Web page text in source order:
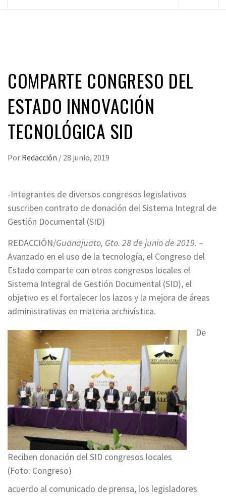
COMPARTE CONGRESO DEL
ESTADO INNOVACIÓN
TECNOLÓGICA SID
Por Redacción / 28 junio, 2019
-Integrantes de diversos congresos legislativos
suscriben contrato de donación del Sistema Integral de
Gestión Documental (SID)
REDACCIÓN/Guanajuato, Gto. 28 de junio de 2019. –
Avanzado en el uso de la tecnología, el Congreso del
Estado comparte con otros congresos locales el
Sistema Integral de Gestión Documental (SID), el
objetivo es el fortalecer los lazos y la mejora de áreas
administrativas en materia archivística.
Reciben donación del SID congresos locales
(Foto: Congreso)
De
acuerdo al comunicado de prensa, los legisladores